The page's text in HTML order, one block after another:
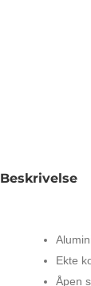
Beskrivelse
Ekte
Åpen